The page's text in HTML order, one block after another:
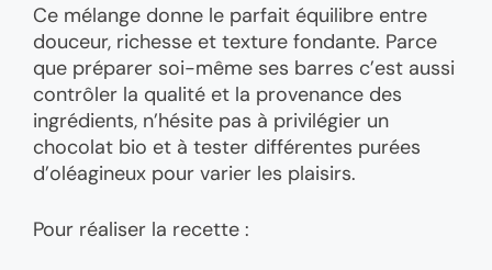
Ce mélange donne le parfait équilibre entre
douceur, richesse et texture fondante. Parce
que préparer soi-même ses barres c’est aussi
contrôler la qualité et la provenance des
ingrédients, n’hésite pas à privilégier un
chocolat bio et à tester différentes purées
d’oléagineux pour varier les plaisirs.
Pour réaliser la recette :